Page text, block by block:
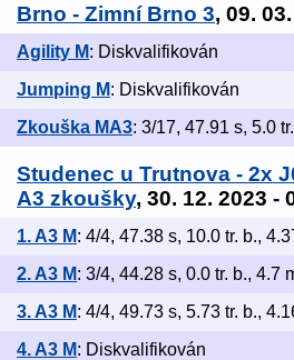
Brno - Zimní Brno 3, 09.
Agility M: Diskvalifikován
Jumping M: Diskvalifikován
Zkouška MA3: 3/17, 47.91 s, 5.0
Studenec u Trutnova - 2x
A3 zkoušky, 30. 12. 2023 -
1. A3 M: 4/4, 47.38 s, 10.0 tr. b.,
2. A3 M: 3/4, 44.28 s, 0.0 tr. b., 4.7
3. A3 M: 4/4, 49.73 s, 5.73 tr. b.,
4. A3 M: Diskvalifikován